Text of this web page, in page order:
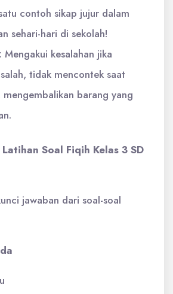
contoh sikap jujur dalam
sehari-hari di sekolah!
Mengakui kesalahan jika
tidak mencontek saat
mengembalikan barang yang
Soal Fiqih Kelas 3 SD
jawaban dari soal-soal